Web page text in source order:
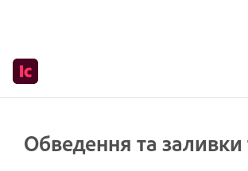
Обведення та заливки